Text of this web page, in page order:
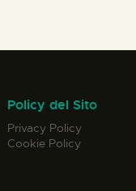
Policy del Sito
Privacy Policy
Cookie Policy